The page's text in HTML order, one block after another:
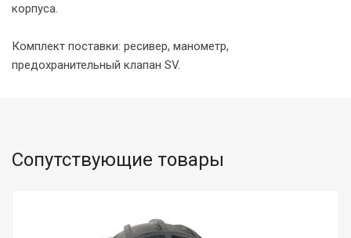
корпуса.
Комплект поставки: ресивер, манометр,
предохранительный клапан SV.
Сопутствующие товары